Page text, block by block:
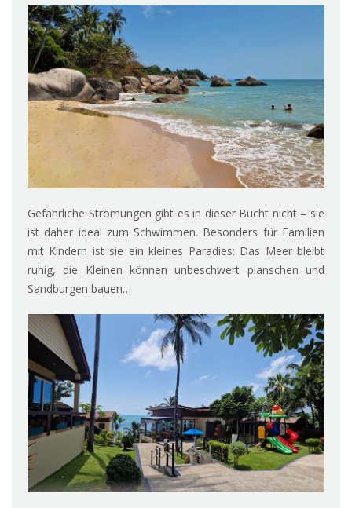
Gefährliche Strömungen gibt es in dieser Bucht nicht – sie
ist daher ideal zum Schwimmen. Besonders für Familien
mit Kindern ist sie ein kleines Paradies: Das Meer bleibt
ruhig, die Kleinen können unbeschwert planschen und
Sandburgen bauen…